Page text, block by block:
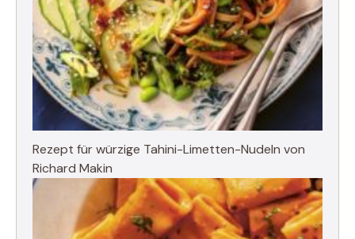
Rezept für würzige Tahini-Limetten-Nudeln von
Richard Makin